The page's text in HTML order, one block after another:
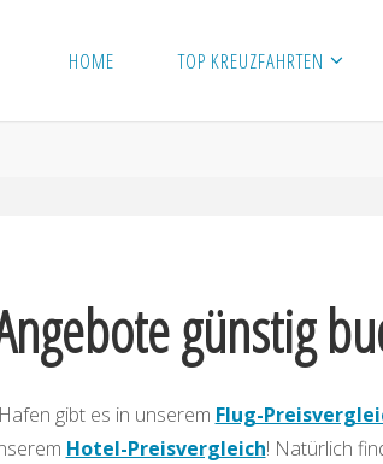
HOME TOP KREUZFAHRTEN
günstig
gibt es in unserem Flug-
Hotel-Preisvergleich! Natürlich